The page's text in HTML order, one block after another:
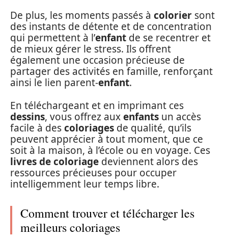
De plus, les moments passés à colorier sont
des instants de détente et de concentration
qui permettent à l’enfant de se recentrer et
de mieux gérer le stress. Ils offrent
également une occasion précieuse de
partager des activités en famille, renforçant
ainsi le lien parent-enfant.
En téléchargeant et en imprimant ces
dessins, vous offrez auxenfants un accès
facile à descoloriages de qualité, qu’ils
peuvent apprécier à tout moment, que ce
soit à la maison, à l’école ou en voyage. Ces
livres de coloriage deviennent alors des
ressources précieuses pour occuper
intelligemment leur temps libre.
Comment trouver et télécharger les
meilleurs coloriages